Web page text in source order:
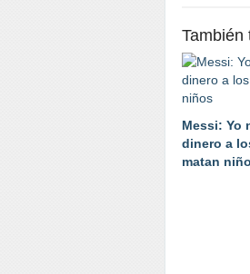
También
Messi: Yo
dinero a
matan